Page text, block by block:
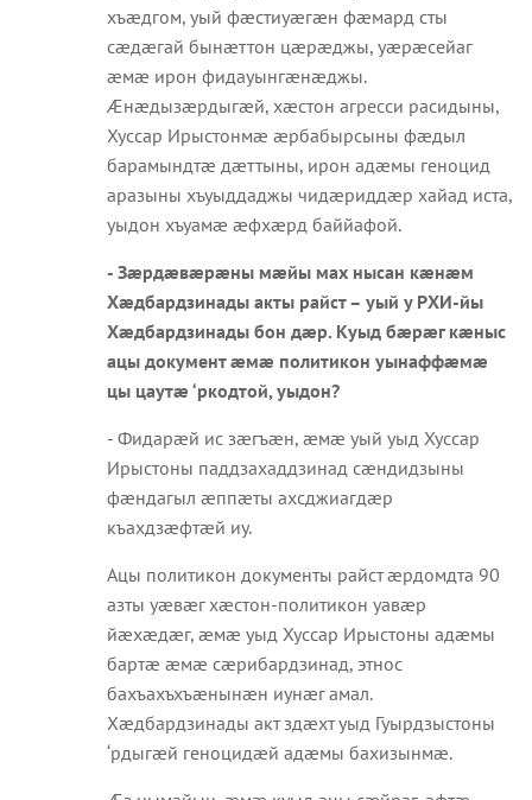
хъæдгом, уый фæстиуæгæн фæмард сты
сæдæгай бынæттон цæрæджы, уæрæсейаг
æмæ ирон фидауынгæнæджы.
Æнæдызæрдыгæй, хæстон агресси расидыны,
Хуссар Ирыстонмæ æрбабырсыны фæдыл
барамындтæ дæттыны, ирон адæмы геноцид
аразыны хъуыддаджы чидæриддæр хайад иста,
уыдон хъуамæ æфхæрд баййафой.
- Зæрдæвæрæны мæйы мах нысан кæнæм
Хæдбардзинады акты райст – уый у РХИ-йы
Хæдбардзинады бон дæр. Куыд бæрæг кæныс
ацы документ æмæ политикон уынаффæмæ
цы цаутæ ‘ркодтой, уыдон?
- Фидарæй ис зæгъæн, æмæ уый уыд Хуссар
Ирыстоны паддзахаддзинад сæндидзыны
фæндагыл æппæты ахсджиагдæр
къахдзæфтæй иу.
Ацы политикон документы райст æрдомдта 90
азты уæвæг хæстон-политикон уавæр
йæхæдæг, æмæ уыд Хуссар Ирыстоны адæмы
бартæ æмæ сæрибардзинад, этнос
бахъахъхъæнынæн иунæг амал.
Хæдбардзинады акт здæхт уыд Гуырдзыстоны
‘рдыгæй геноцидæй адæмы бахизынмæ.